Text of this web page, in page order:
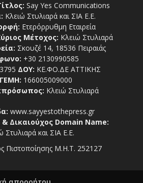
Say Yes Communications
Κλειώ Στυλιαρά και ΣΙΑ Ε.Ε.
Ετερόρρυθμη Εταιρεία
Μέτοχος: Κλειώ Στυλιαρά
Σκουζέ 14, 18536 Πειραιάς
+30 2130990585
ΔΟΥ: ΚΕ.ΦΟ.ΔΕ ΑΤΤΙΚΗΣ
166005009000
Κλειώ Στυλιαρά
www.sayyestothepress.gr
& Δικαιούχος Domain Name:
Στυλιαρά και ΣΙΑ Ε.Ε.
Πιστοποίησης Μ.Η.Τ. 252127